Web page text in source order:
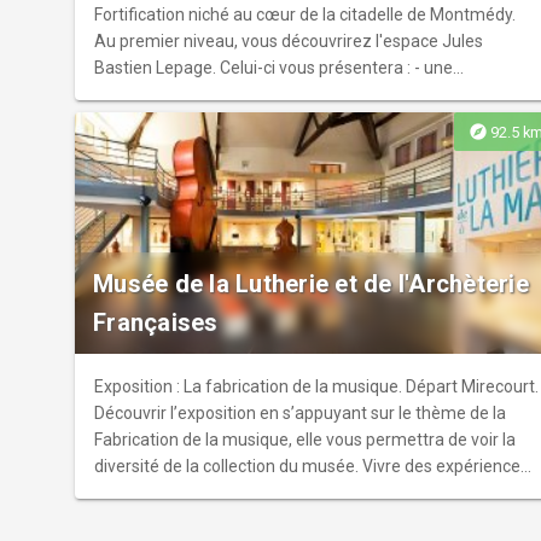
Fortification niché au cœur de la citadelle de Montmédy.
Au premier niveau, vous découvrirez l'espace Jules
Bastien Lepage. Celui-ci vous présentera : - une
un cabinet iconographique qui permet d’exposer des
dessins et des objets fragiles - une salle de peintures. Au
deuxième niveau, la partie dédiée à la fortification a pour
vocation de faire connaître la richesse, la diversité et
l’intérêt du patrimoine meusien dans le domaine de
l’architecture militaire, et ce des origines à la fin du 18ème
siècle : maquettes d’ouvrages défensifs, armes
anciennes, vues aériennes de sites fortifiés de la Meuse,
etc… Musée labellisé Musée de France Non accessible
PMR - Animaux non autorisés.
explore 92.5 km
Musée de la Lutherie et de l'Archèterie
Françaises
Exposition : La fabrication de la musique. Départ Mirecourt.
Découvrir l’exposition en s’appuyant sur le thème de la
Fabrication de la musique, elle vous permettra de voir la
diversité de la collection du musée. Vivre des expériences :